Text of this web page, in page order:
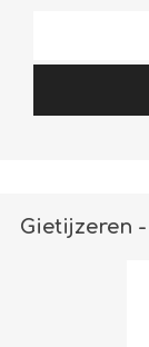
Gietijzeren